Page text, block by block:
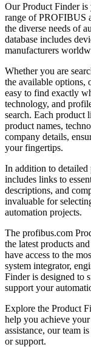
Our Product Finder
range of PROFIBUS
the diverse needs of
database includes
manufacturers
Whether you are
the available options,
easy to find exactly
technology, and
search. Each product
product names,
company details,
your fingertips.
In addition to
includes links to
descriptions, and
invaluable for
automation projects.
The profibus.com
the latest products
have access to the
system integrator,
Finder is designed to
support your
Explore the Product
help you achieve
assistance, our team
or support.